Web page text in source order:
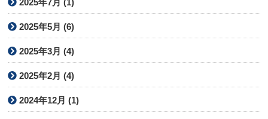
2025年7月 (1)
2025年5月 (6)
2025年3月 (4)
2025年2月 (4)
2024年12月 (1)